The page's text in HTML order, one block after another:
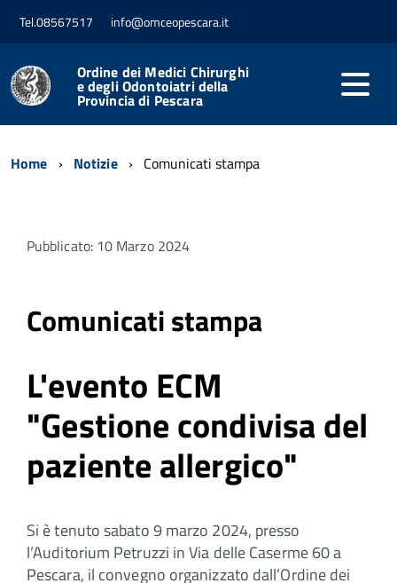
Tel.08567517 info@omceopescara.it
Ordine dei Medici Chirurghi
e degli Odontoiatri della
Provincia di Pescara
Home Notizie Comunicati stampa
Pubblicato: 10 Marzo 2024
Comunicati stampa
L'evento ECM
"Gestione condivisa del
paziente allergico"
Si è tenuto sabato 9 marzo 2024, presso
l’Auditorium Petruzzi in Via delle Caserme 60 a
Pescara, il convegno organizzato dall’Ordine dei